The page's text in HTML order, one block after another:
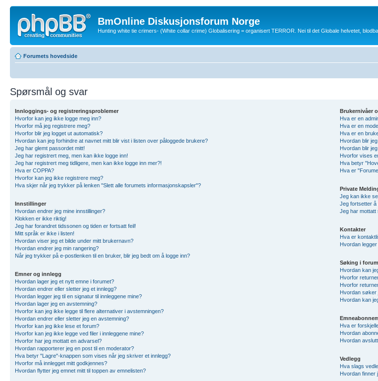
BmOnline Diskusjonsforum Norge
Hunting white tie crimers- (White collar crime) Globalisering = organisert TERROR. Nei til det Globale helvetet,
Forumets hovedside
Spørsmål og svar
Innloggings- og registreringsproblemer
Hvorfor kan jeg ikke logge meg inn?
Hvorfor må jeg registrere meg?
Hvorfor blir jeg logget ut automatisk?
Hvordan kan jeg forhindre at navnet mitt blir vist i listen over påloggede brukere?
Jeg har glemt passordet mitt!
Jeg har registrert meg, men kan ikke logge inn!
Jeg har registrert meg tidligere, men kan ikke logge inn mer?!
Hva er COPPA?
Hvorfor kan jeg ikke registrere meg?
Hva skjer når jeg trykker på lenken "Slett alle forumets informasjonskapsler"?
Innstillinger
Hvordan endrer jeg mine innstillinger?
Klokken er ikke riktig!
Jeg har forandret tidssonen og tiden er fortsatt feil!
Mitt språk er ikke i listen!
Hvordan viser jeg et bilde under mitt brukernavn?
Hvordan endrer jeg min rangering?
Når jeg trykker på e-postlenken til en bruker, blir jeg bedt om å logge inn?
Emner og innlegg
Hvordan lager jeg et nytt emne i forumet?
Hvordan endrer eller sletter jeg et innlegg?
Hvordan legger jeg til en signatur til innleggene mine?
Hvordan lager jeg en avstemning?
Hvorfor kan jeg ikke legge til flere alternativer i avstemningen?
Hvordan endrer eller sletter jeg en avstemning?
Hvorfor kan jeg ikke lese et forum?
Hvorfor kan jeg ikke legge ved filer i innleggene mine?
Hvorfor har jeg mottatt en advarsel?
Hvordan rapporterer jeg en post til en moderator?
Hva betyr "Lagre"-knappen som vises når jeg skriver et innlegg?
Hvorfor må innlegget mitt godkjennes?
Hvordan flytter jeg emnet mitt til toppen av emnelisten?
Brukernivåer
Hva er en
Hva er en
Hva er en
Hvordan blir
Hvordan blir
Hvorfor vises
Hva betyr
Hva er
Private
Jeg kan ikke
Jeg fortsetter å
Jeg har mottatt
Kontakter
Hva er
Hvordan
Søking i
Hvordan kan
Hvorfor
Hvorfor
Hvordan søker
Hvordan kan
Hva er
Hvordan
Hvordan
Vedlegg
Hva slags
Hvordan finner